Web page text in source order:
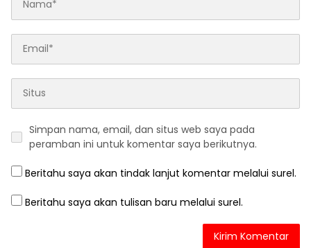
Simpan nama, email, dan situs web saya pada
peramban ini untuk komentar saya berikutnya.
Beritahu saya akan tindak lanjut komentar melalui surel.
Beritahu saya akan tulisan baru melalui surel.